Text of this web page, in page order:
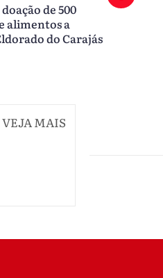
de 500
alimentos a
do Carajás
VEJA MAIS